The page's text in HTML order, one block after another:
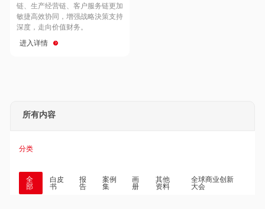
Hong Kong
链、生产经营链、客户服务链更加
敏捷高效协同，增强战略決策支持
深度，走向价值财务。
进入详情
所有内容
分类
全
部
白皮
书
报
告
案例
集
画
册
其他
资料
全球商业创新
大会